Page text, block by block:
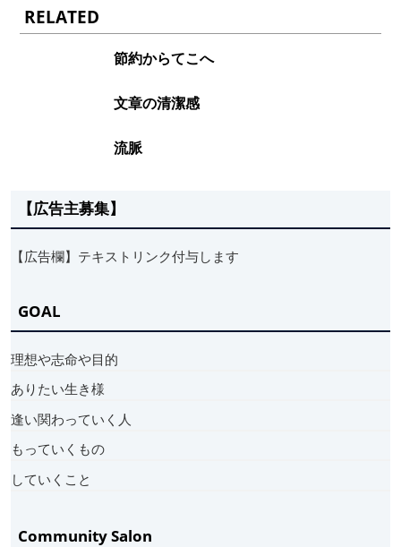
RELATED
節約からてこへ
文章の清潔感
流脈
【広告主募集】
【広告欄】テキストリンク付与します
GOAL
理想や志命や目的
ありたい生き様
逢い関わっていく人
もっていくもの
していくこと
Community Salon